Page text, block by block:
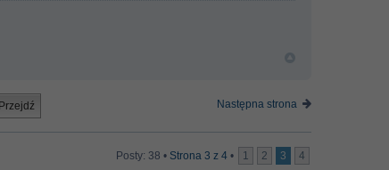
Następna strona
Posty: 38 • Strona 3 z 4 • 1 2 3 4